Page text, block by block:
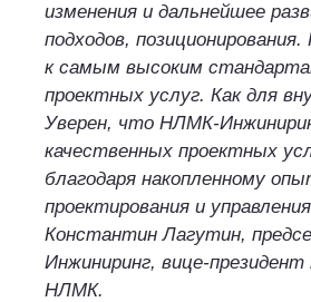
изменения и дальнейшее
подходов,
к самым высоким
проектных услуг. Как для
Уверен, что НЛМК-
качественных проектных
благодаря накопленному
проектирования и
Константин Лагутин,
Инжиниринг, вице-
НЛМК.